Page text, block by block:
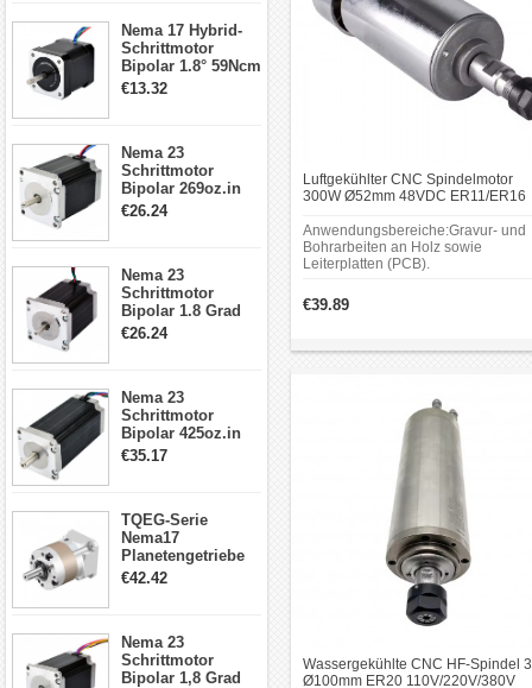
Schrittmotor
Nema 17 Hybrid-
Schrittmotor
Bipolar 1.8° 59Ncm
2A 4 Drähte mit 1m
€13.32
Nema 23
Schrittmotor
Bipolar 269oz.in
2,8A 57x57x76mm
€26.24
Nema 23
Schrittmotor
Bipolar 1.8 Grad
1.9Nm 3A 3.36V 4
€26.24
Nema 23
Schrittmotor
Bipolar 425oz.in
4.2A 57x57x114mm
€35.17
TQEG-Serie
Nema17
Planetengetriebe
5:1 Spiel 15Arc-
€42.42
Nema 23
Schrittmotor
Bipolar 1,8 Grad
Luftgekühlter CNC Spindelmotor
300W Ø52mm 48VDC ER11/ER16
und Holzgravur
Anwendungsbereiche:Gravur- und
Bohrarbeiten an Holz sowie
Leiterplatten (PCB).
€39.89
Wassergekühlte CNC HF-Spindel
Ø100mm ER20 110V/220V/380V